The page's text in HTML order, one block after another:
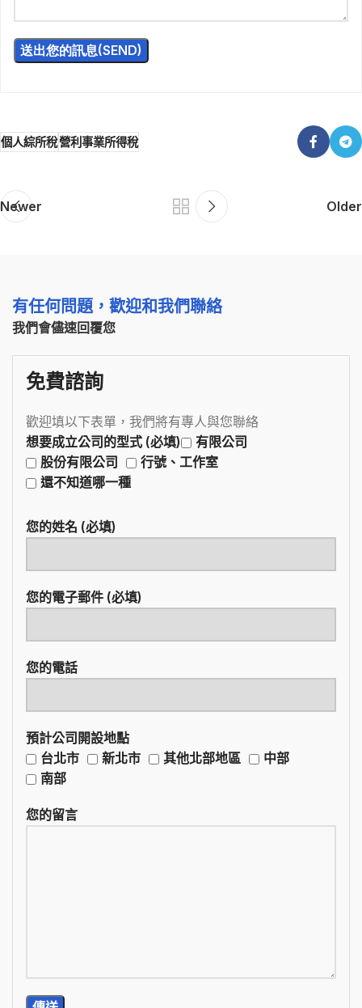
個人綜所稅營利事業所得稅
Newer Older
有任何問題，歡迎和我們聯絡
我們會儘速回覆您
免費諮詢
歡迎填以下表單，我們將有專人與您聯絡
想要成立公司的型式 (必填)
有限公司
股份有限公司
行號、工作室
還不知道哪一種
您的姓名 (必填)
您的電子郵件 (必填)
您的電話
預計公司開設地點
台北市
新北市 其他北部地區
中部
南部
您的留言